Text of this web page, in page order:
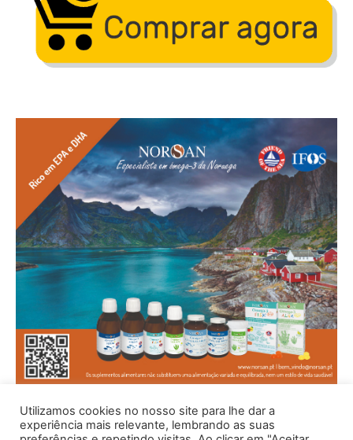
Utilizamos cookies no nosso site para lhe dar a
experiência mais relevante, lembrando as suas